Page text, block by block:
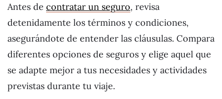
Antes de contratar un seguro, revisa
detenidamente los términos y condiciones,
asegurándote de entender las cláusulas. Compara
diferentes opciones de seguros y elige aquel que
se adapte mejor a tus necesidades y actividades
previstas durante tu viaje.